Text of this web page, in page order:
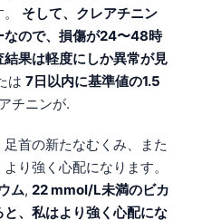
そして、クレアチニン
なので、損傷が24〜48時
果は軽度にしか異常が見
は 7日以内に基準値の1.5
チニンが.
首の新たなむくみ、また
り強く心配になります。
ム, 22 mmol/L未満のビカ
、私はより強く心配にな